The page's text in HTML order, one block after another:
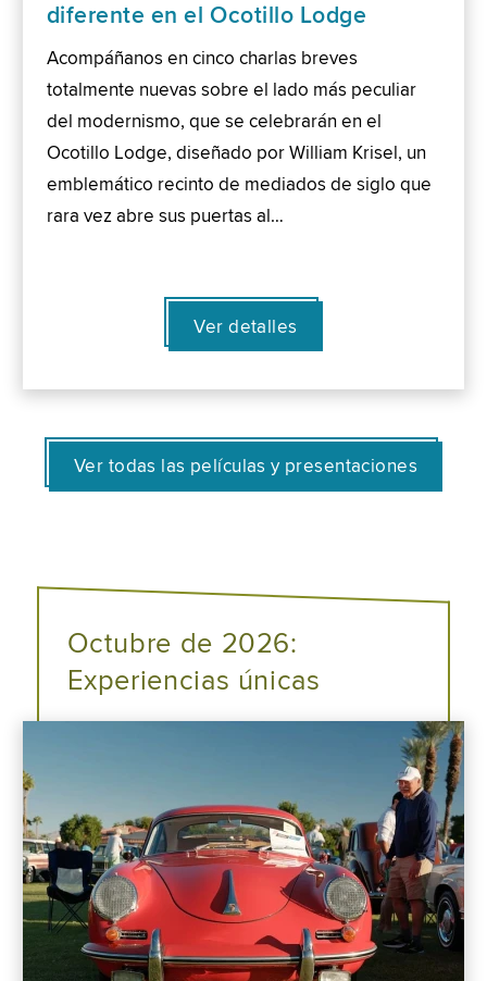
diferente en el Ocotillo Lodge
Acompáñanos en cinco charlas breves
totalmente nuevas sobre el lado más peculiar
del modernismo, que se celebrarán en el
Ocotillo Lodge, diseñado por William Krisel, un
emblemático recinto de mediados de siglo que
rara vez abre sus puertas al…
Ver detalles
Ver todas las películas y presentaciones
Octubre de 2026:
Experiencias únicas